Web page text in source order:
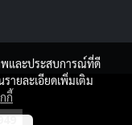
พและประสบการณ์ที่ดี
ายละเอียดเพิ่มเติม
กี้